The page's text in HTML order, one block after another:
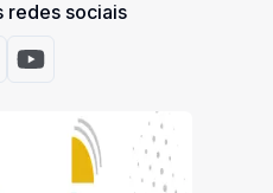
redes sociais
Instagram
Acessar Youtube